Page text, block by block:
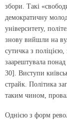
збори. Такі
демократичну
університету,
знову вийшли на
сутичка з поліцією,
заарештувала
30]. Виступи
страйк. Політика
таким чином,
Однією з форм